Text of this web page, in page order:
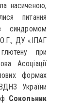
насиченою,
питання
синдромом
ДУ «ІПАГ
при
Асоціації
формах
України
Сокольник